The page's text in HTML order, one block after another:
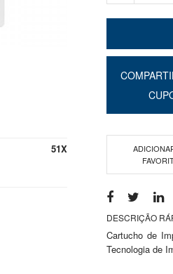
51X
DESCRIÇÃO
Cartucho de
Tecnologia de